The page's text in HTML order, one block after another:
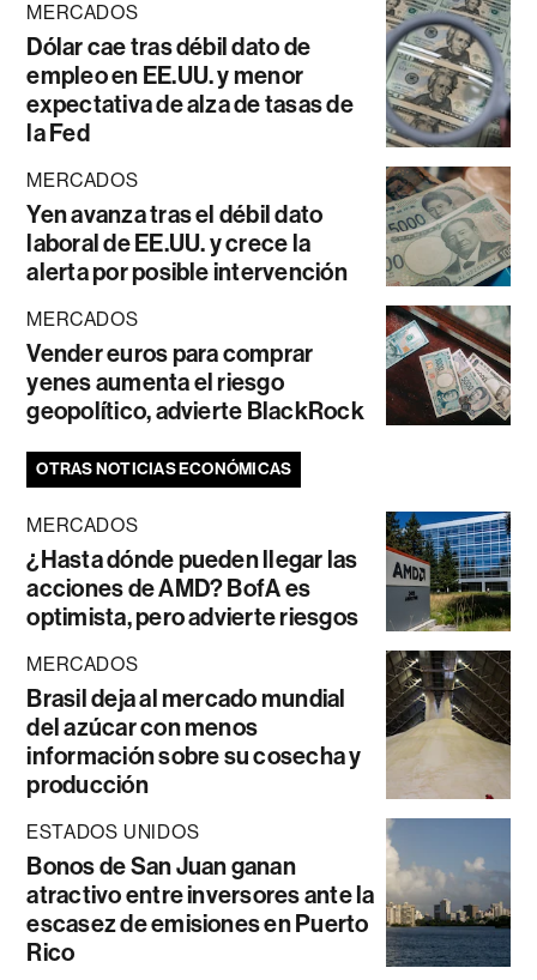
MERCADOS
Dólar cae tras débil dato de
empleo en EE.UU. y menor
expectativa de alza de tasas de
la Fed
MERCADOS
Yen avanza tras el débil dato
laboral de EE.UU. y crece la
alerta por posible intervención
MERCADOS
Vender euros para comprar
yenes aumenta el riesgo
geopolítico, advierte BlackRock
OTRAS NOTICIAS ECONÓMICAS
MERCADOS
¿Hasta dónde pueden llegar las
acciones de AMD? BofA es
optimista, pero advierte riesgos
MERCADOS
Brasil deja al mercado mundial
del azúcar con menos
información sobre su cosecha y
producción
ESTADOS UNIDOS
Bonos de San Juan ganan
atractivo entre inversores ante la
escasez de emisiones en Puerto
Rico